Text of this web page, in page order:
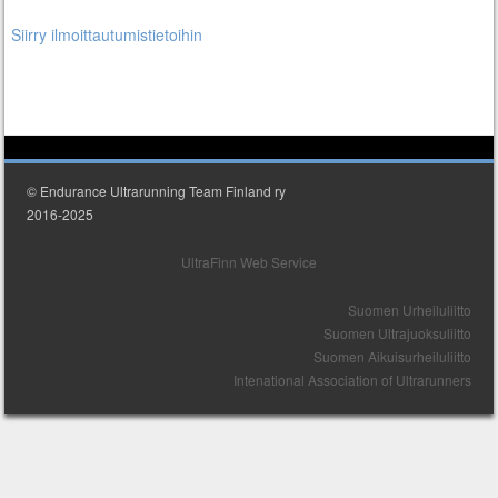
oli:
on:
Siirry ilmoittautumistietoihin
© Endurance Ultrarunning Team Finland ry
2016-2025
UltraFinn Web Service
Suomen Urheiluliitto
Suomen Ultrajuoksuliitto
Suomen Aikuisurheiluliitto
Intenational Association of Ultrarunners